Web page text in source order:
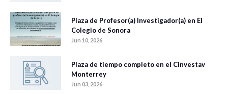
Plaza de Profesor(a) Investigador(a) en El
Colegio de Sonora
Jun 10, 2026
Plaza de tiempo completo en el Cinvestav
Monterrey
Jun 03, 2026